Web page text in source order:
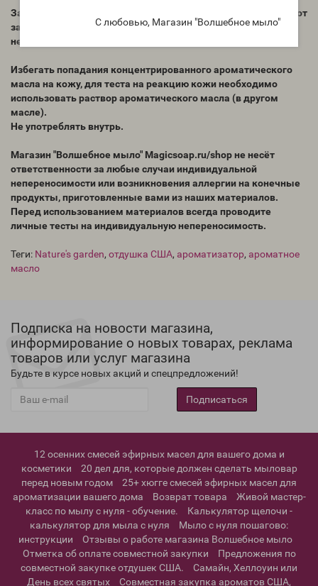
С любовью, Магазин "Волшебное мыло"
Запах ароматического масла в бутылке может отличаться от
запаха в приготовленном Вами продукте. Для проверки
необходимо проводить тесты.
Избегать попадания концентрированного ароматического
масла на кожу, для теста на реакцию кожи необходимо
использовать раствор ароматического масла (в другом
масле).
Не употреблять внутрь.
Магазин "Волшебное мыло" Magicsoap.ru/shop не несёт
ответственности за любые случаи индивидуальной
непереносимости или возникновения аллергии на конечные
продукты, приготовленные вами из наших материалов.
Перед использованием материалов всегда проводите
личные тесты на индивидуальную непереносимость.
Теги: Nature's garden, отдушка США, ароматизатор, ароматное
масло
Подписка на новости магазина,
информирование о новых товарах, реклама
товаров или услуг магазина
Будьте в курсе новых акций и спецпредложений!
Подписаться
12 осенних смесей эфирных масел для вашего дома и
косметики
20 дел для, которые должен сделать мыловар
перед новым годом
25+ хюгге смесей эфирных масел для
ароматизации вашего дома
Возврат товара
Живой мастер-
класс по мылу с нуля - обучение.
Калькулятор щелочи -
калькулятор для мыла с нуля
Мыло с нуля пошагово:
инструкции
Отзывы о работе магазина Волшебное мыло
Отметка об оплате совместной закупки
Предложения по
совместной закупке отдушек США.
Самайн, Хеллоуин или
День всех святых
Совместная закупка ароматов США,